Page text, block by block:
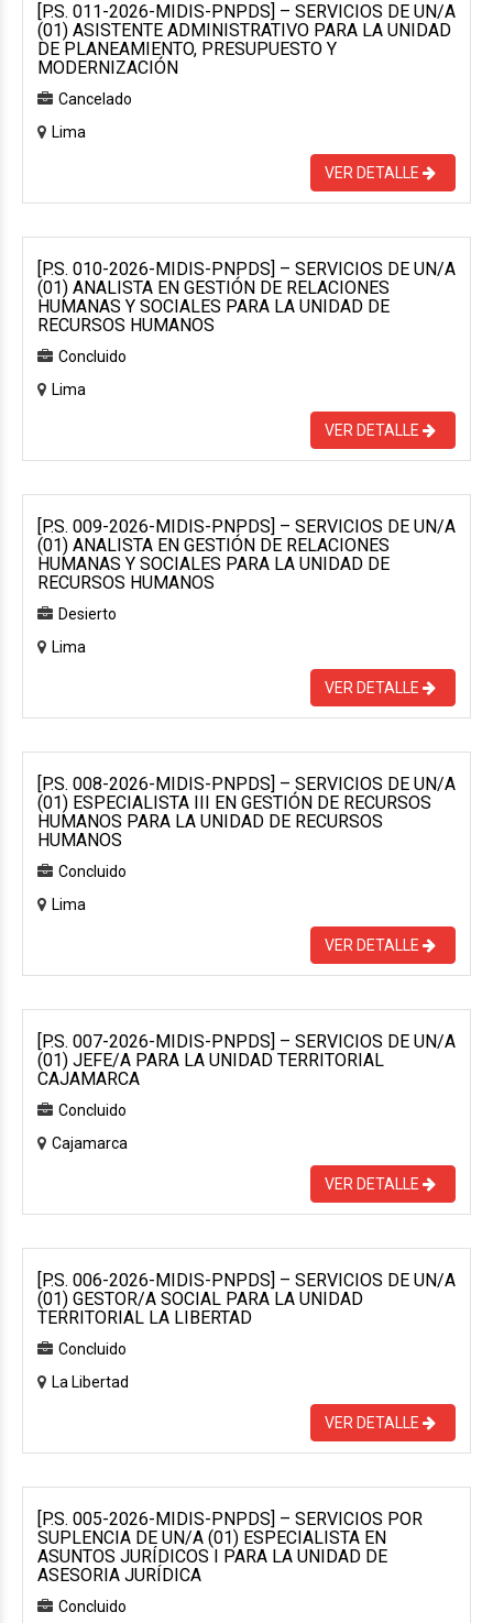
[P.S. 011-2026-MIDIS-PNPDS] – SERVICIOS DE UN/A
(01) ASISTENTE ADMINISTRATIVO PARA LA UNIDAD
DE PLANEAMIENTO, PRESUPUESTO Y
MODERNIZACIÓN
Cancelado
Lima
VER DETALLE
[P.S. 010-2026-MIDIS-PNPDS] – SERVICIOS DE UN/A
(01) ANALISTA EN GESTIÓN DE RELACIONES
HUMANAS Y SOCIALES PARA LA UNIDAD DE
RECURSOS HUMANOS
Concluido
Lima
VER DETALLE
[P.S. 009-2026-MIDIS-PNPDS] – SERVICIOS DE UN/A
(01) ANALISTA EN GESTIÓN DE RELACIONES
HUMANAS Y SOCIALES PARA LA UNIDAD DE
RECURSOS HUMANOS
Desierto
Lima
VER DETALLE
[P.S. 008-2026-MIDIS-PNPDS] – SERVICIOS DE UN/A
(01) ESPECIALISTA III EN GESTIÓN DE RECURSOS
HUMANOS PARA LA UNIDAD DE RECURSOS
HUMANOS
Concluido
Lima
VER DETALLE
[P.S. 007-2026-MIDIS-PNPDS] – SERVICIOS DE UN/A
(01) JEFE/A PARA LA UNIDAD TERRITORIAL
CAJAMARCA
Concluido
Cajamarca
VER DETALLE
[P.S. 006-2026-MIDIS-PNPDS] – SERVICIOS DE UN/A
(01) GESTOR/A SOCIAL PARA LA UNIDAD
TERRITORIAL LA LIBERTAD
Concluido
La Libertad
VER DETALLE
[P.S. 005-2026-MIDIS-PNPDS] – SERVICIOS POR
SUPLENCIA DE UN/A (01) ESPECIALISTA EN
ASUNTOS JURÍDICOS I PARA LA UNIDAD DE
ASESORIA JURÍDICA
Concluido